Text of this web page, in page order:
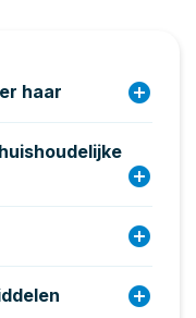
haar add_circle
add_circle
add_circle
add_circle